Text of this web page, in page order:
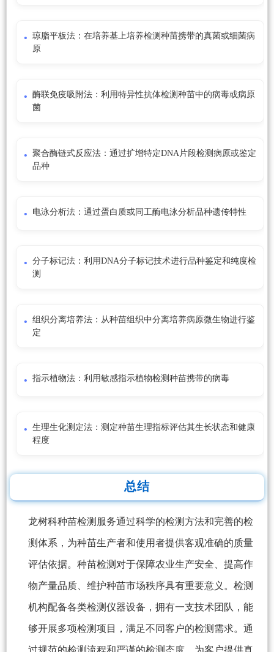
琼脂平板法：在培养基上培养检测种苗携带的真菌或细菌病
原
酶联免疫吸附法：利用特异性抗体检测种苗中的病毒或病原
菌
聚合酶链式反应法：通过扩增特定DNA片段检测病原或鉴定
品种
电泳分析法：通过蛋白质或同工酶电泳分析品种遗传特性
分子标记法：利用DNA分子标记技术进行品种鉴定和纯度检
测
组织分离培养法：从种苗组织中分离培养病原微生物进行鉴
定
指示植物法：利用敏感指示植物检测种苗携带的病毒
生理生化测定法：测定种苗生理指标评估其生长状态和健康
程度
总结
龙树科种苗检测服务通过科学的检测方法和完善的检
测体系，为种苗生产者和使用者提供客观准确的质量
评估依据。种苗检测对于保障农业生产安全、提高作
物产量品质、维护种苗市场秩序具有重要意义。检测
机构配备各类检测仪器设备，拥有一支技术团队，能
够开展多项检测项目，满足不同客户的检测需求。通